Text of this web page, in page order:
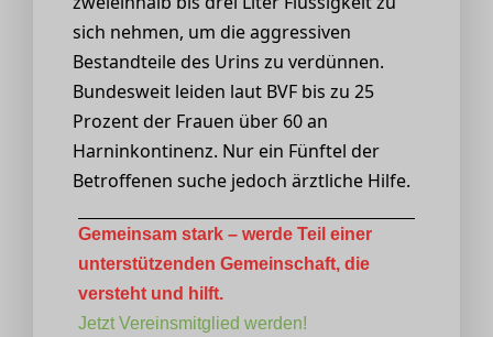
sich nehmen, um die aggressiven
Bestandteile des Urins zu verdünnen.
Bundesweit leiden laut BVF bis zu 25
Prozent der Frauen über 60 an
Harninkontinenz. Nur ein Fünftel der
Betroffenen suche jedoch ärztliche Hilfe.
Gemeinsam stark – werde Teil einer
unterstützenden Gemeinschaft, die
versteht und hilft.
Jetzt Vereinsmitglied werden!